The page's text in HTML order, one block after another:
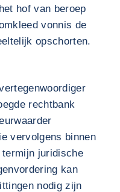
hof van beroep
vonnis de
opschorten.
rechtbank
vervolgens binnen
juridische
kan
nodig zijn